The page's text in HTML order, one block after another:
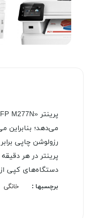
دستگاه‌های کپی از 25 تا 400 درصد امکان‌پذیر است. اتصال این دستگاه به‌وسیله دو درگاه شبکه و USB انجام می‌شود.
برچسبها : خانگی